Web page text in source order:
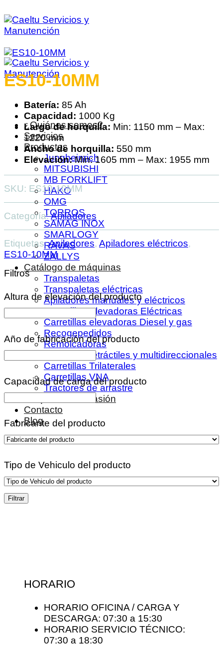
al
contenido
¿Quiénes somos?
Servicios
Productos
Jungheinrich
MITSUBISHI
MB FORKLIFT
HAKO
OMG
TORROS
SAMAG INOX
SMARLOGY
RAVAS
ZALLYS
Catálogo de máquinas
Transpaletas
Transpaletas eléctricas
Apiladores manuales y eléctricos
Carretillas Elevadoras Eléctricas
Carretillas elevadoras Diesel y gas
Recogepedidos
Remolcadoras
Carretillas retráctiles y multidireccionales
Carretillas Trilaterales
Carretillas VNA
Tractores de arrastre
Máquinas de ocasión
Contacto
Blog
ES10-10MM
Batería: 85 Ah
Capacidad: 1000 Kg
Largo de horquilla: Min: 1150 mm – Max:
1220 mm
Ancho de horquilla: 550 mm
Elevación:Min: 1605 mm – Max: 1955 mm
SKU: ES10-10MM
Categoría:Apiladores
Etiquetas:Apiladores, Apiladores eléctricos,
ES10-10MM
Filtros
Altura de elevación del producto
Año de fabricación del producto
Capacidad de carga del producto
Fabricante del producto
Tipo de Vehiculo del producto
Filtrar
HORARIO
HORARIO OFICINA / CARGA Y
DESCARGA: 07:30 a 15:30
HORARIO SERVICIO TÉCNICO:
07:30 a 18:30